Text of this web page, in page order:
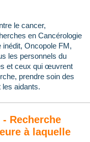
le cancer,
en Cancérologie
inédit, Oncopole FM,
les personnels du
et ceux qui œuvrent
prendre soin des
aidants.
Recherche
à laquelle